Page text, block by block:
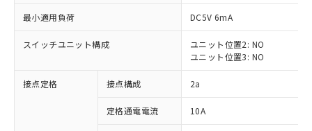
最小適用負荷 DC5V 6mA
スイッチユニット構成
ユニット位置2: NO
ユニット位置3: NO
接点定格 接点構成 2a
定格通電電流 10A